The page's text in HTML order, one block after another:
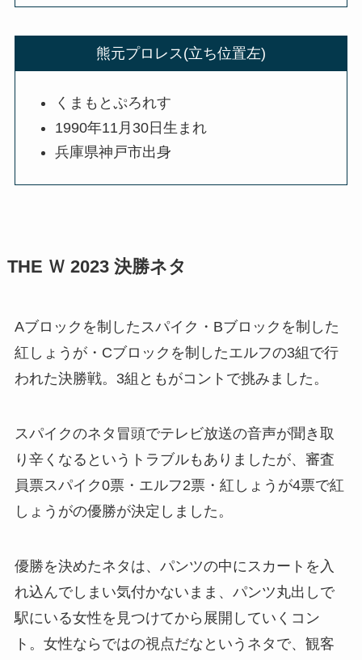
熊元プロレス(立ち位置左)
くまもとぷろれす
1990年11月30日生まれ
兵庫県神戸市出身
THE Ｗ 2023 決勝ネタ
Aブロックを制したスパイク・Bブロックを制した
紅しょうが・Cブロックを制したエルフの3組で行
われた決勝戦。3組ともがコントで挑みました。
スパイクのネタ冒頭でテレビ放送の音声が聞き取
り辛くなるというトラブルもありましたが、審査
員票スパイク0票・エルフ2票・紅しょうが4票で紅
しょうがの優勝が決定しました。
優勝を決めたネタは、パンツの中にスカートを入
れ込んでしまい気付かないまま、パンツ丸出しで
駅にいる女性を見つけてから展開していくコン
ト。女性ならではの視点だなというネタで、観客